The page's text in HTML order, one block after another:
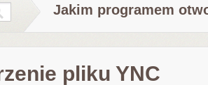
Jakim programem
pliku YNC